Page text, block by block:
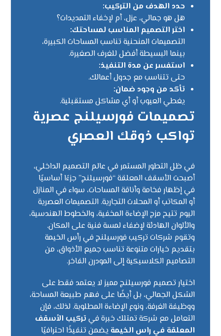
حدد الهدف من التركيب:
هل هو جمالي، عزل، أم لإخفاء التمديدات؟
اختر التصميم المناسب لمساحتك:
التصميمات المنحنية تناسب المساحات الكبيرة،
بينما البسيطة أفضل للغرف الصغيرة.
استفسر عن مدة التنفيذ:
حتى تتناسب مع جدول أعمالك.
تأكد من وجود ضمان:
يغطي العيوب أو أي مشاكل مستقبلية.
تصميمات فورسيلنج عصرية
تواكب ذوقك العصري
في ظل التطور المستمر في عالم التصميم الداخلي،
أصبحت الأسقف المعلقة “فورسيلنج” جزءًا أساسيًا
في إظهار فخامة وأناقة المساحات، سواء في المنازل
أو المكاتب أو المحلات التجارية. التصميمات العصرية
اليوم تتيح مزج الإضاءة المخفية، والخطوط الهندسية،
والألوان الهادئة لإضفاء لمسة فنية على المكان.
وتقوم شركات تركيب فورسيلنج في رأس الخيمة
بتقديم خيارات متنوعة تناسب جميع الأذواق، من
التصاميم الكلاسيكية إلى المودرن الفاخر.
اختيار تصميم فورسيلنج مميز لا يعتمد فقط على
الشكل الجمالي، بل أيضًا على فهم طبيعة المساحة،
ووظيفة الغرفة، ونوع الإضاءة المطلوبة. لذلك، فإن
التعامل مع شركة تمتلك خبرة في تركيب الأسقف
المعلقة في راس الخيمة يضمن تنفيذًا احترافيًا